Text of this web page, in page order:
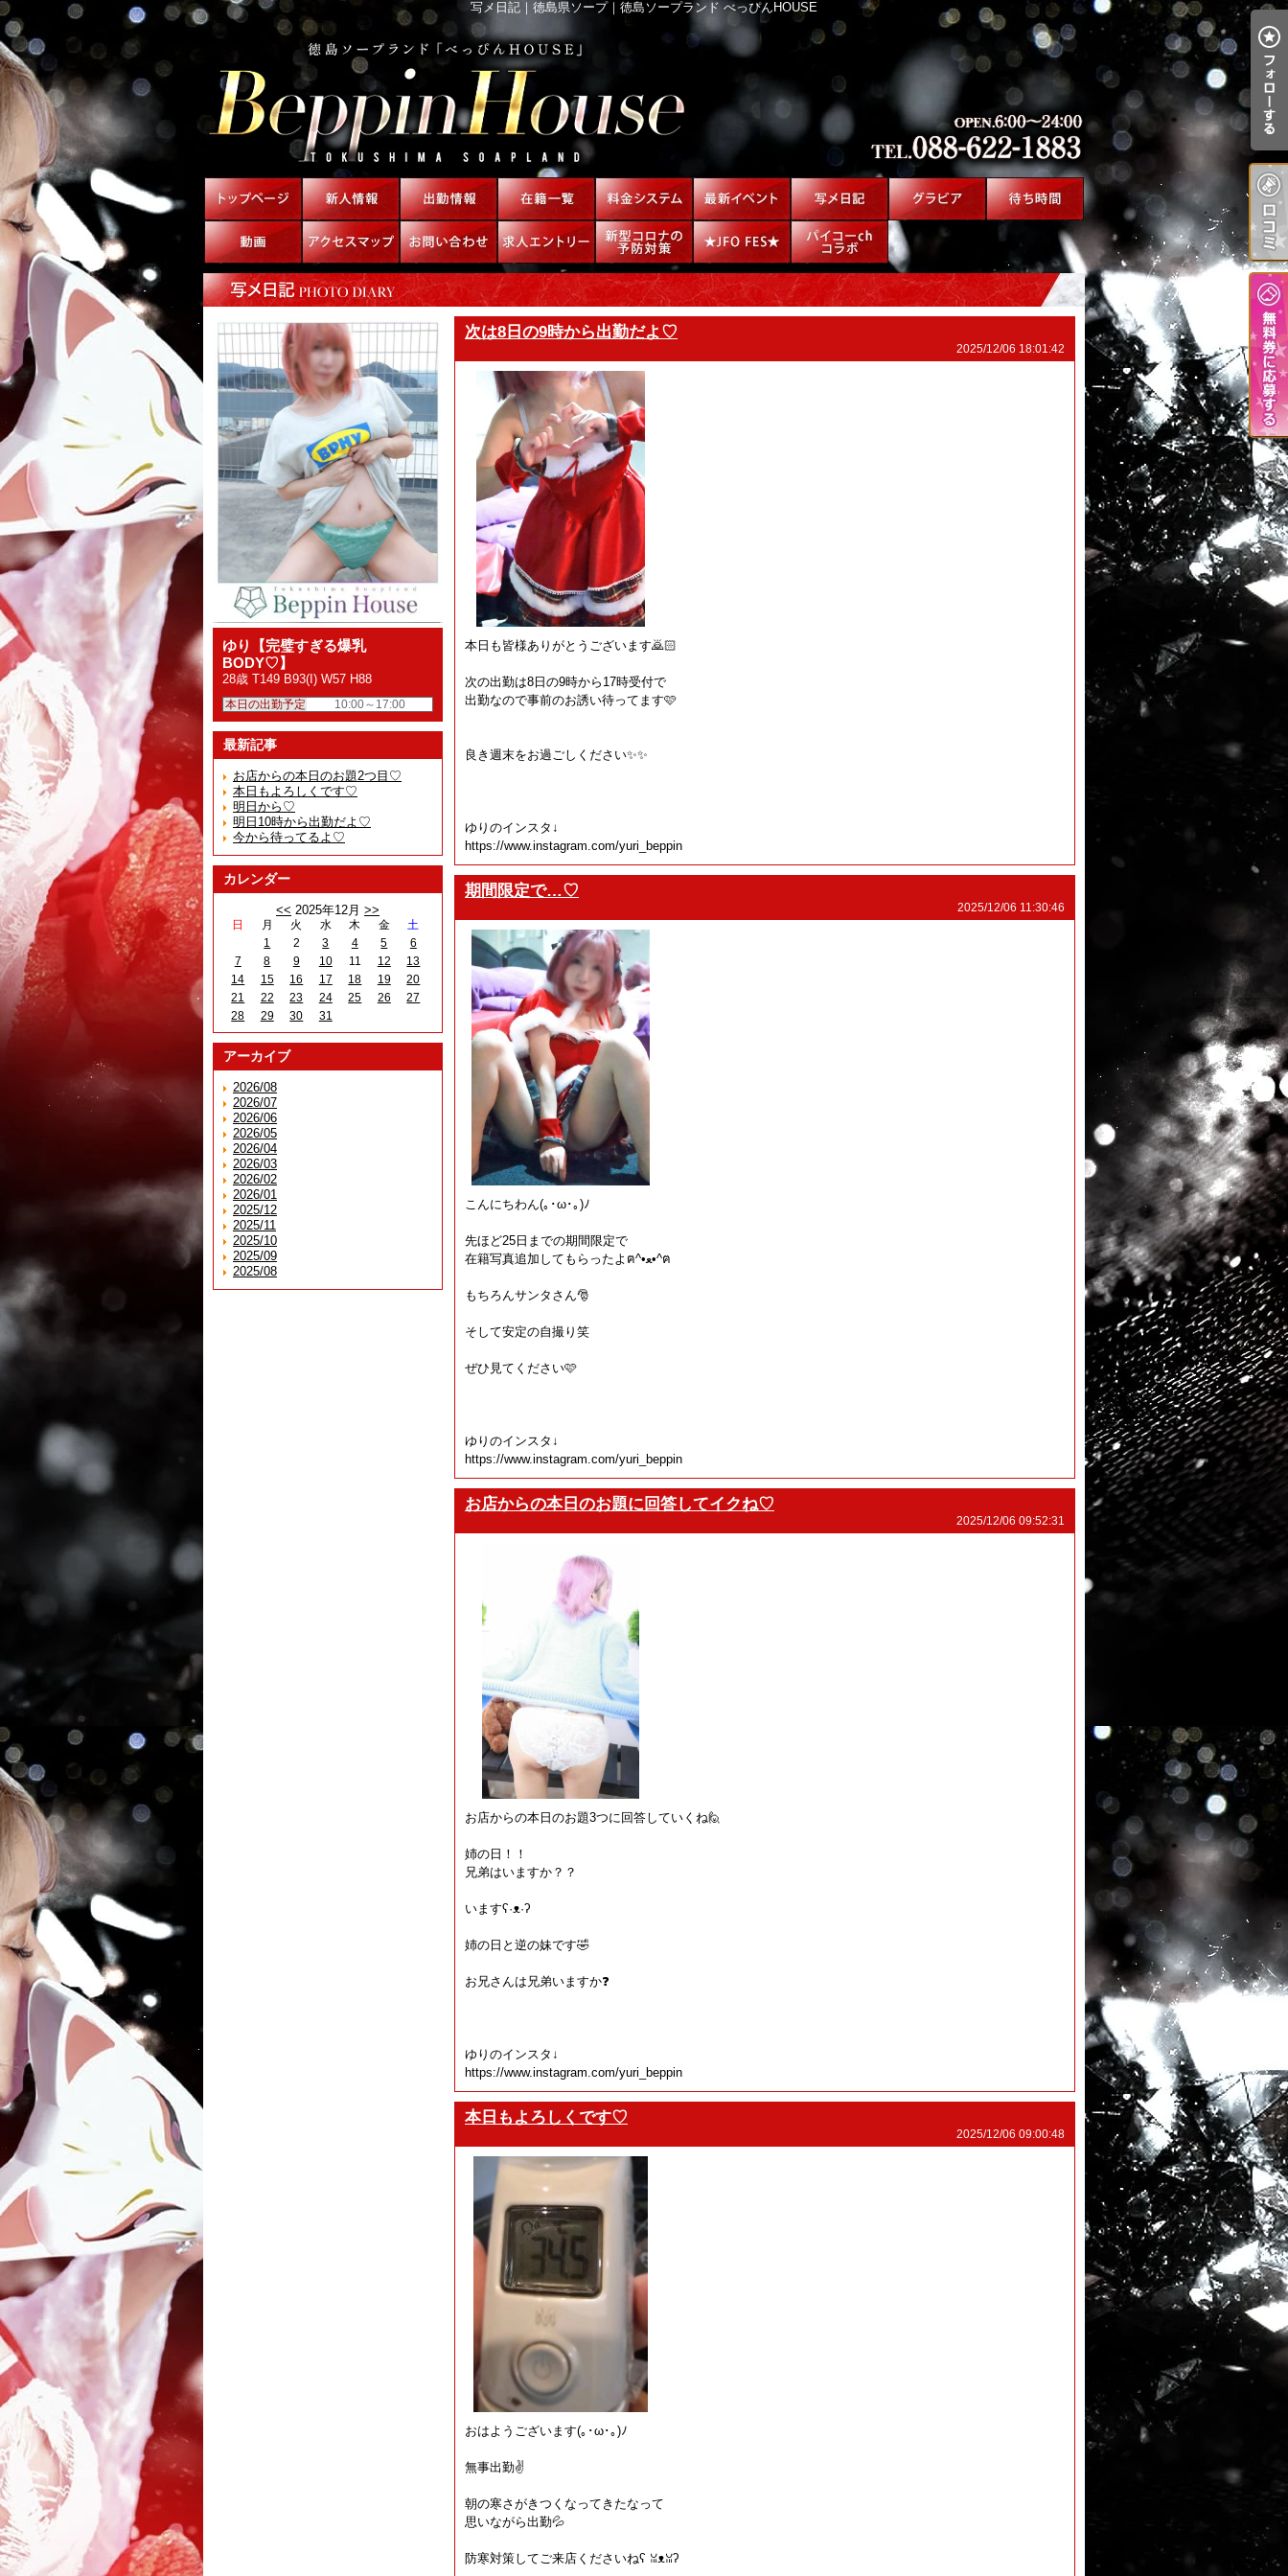
写メ日記｜徳島県ソープ｜徳島ソープランド べっぴんHOUSE
ゆり【完璧すぎる爆乳
BODY♡】
28歳 T149 B93(I) W57 H88
本日の出勤予定 10:00～17:00
最新記事
お店からの本日のお題2つ目♡
本日もよろしくです♡
明日から♡
明日10時から出勤だよ♡
今から待ってるよ♡
カレンダー
<< 2025年12月 >>
日 月 火 水 木 金
土
1
2 3 4 5
6
7
8 9 10 11 12
13
14
15 16 17 18 19
20
21
22 23 24 25 26
27
28
29 30 31
アーカイブ
2026/08
2026/07
2026/06
2026/05
2026/04
2026/03
2026/02
2026/01
2025/12
2025/11
2025/10
2025/09
2025/08
次は8日の9時から出勤だよ♡
2025/12/06 18:01:42
本日も皆様ありがとうございます🙇🏻
次の出勤は8日の9時から17時受付で
出勤なので事前のお誘い待ってます🩷
良き週末をお過ごしください✨✨
ゆりのインスタ↓
https://www.instagram.com/yuri_beppin
期間限定で…♡
2025/12/06 11:30:46
こんにちわん(⁠｡⁠･⁠ω⁠･⁠｡⁠)⁠ﾉ⁠
先ほど25日までの期間限定で
在籍写真追加してもらったよฅ⁠^⁠•⁠ﻌ⁠•⁠^⁠ฅ
もちろんサンタさん🎅
そして安定の自撮り笑
ぜひ見てください🩷
ゆりのインスタ↓
https://www.instagram.com/yuri_beppin
お店からの本日のお題に回答してイクね♡
2025/12/06 09:52:31
お店からの本日のお題3つに回答していくね🙋
姉の日！！
兄弟はいますか？？
いますʕ⁠·⁠ᴥ⁠·⁠ʔ
姉の日と逆の妹です🤣
お兄さんは兄弟いますか❓
ゆりのインスタ↓
https://www.instagram.com/yuri_beppin
本日もよろしくです♡
2025/12/06 09:00:48
おはようございます(⁠｡⁠･⁠ω⁠･⁠｡⁠)⁠ﾉ⁠
無事出勤✌️
朝の寒さがきつくなってきたなって
思いながら出勤💦
防寒対策してご来店くださいねʕ⁠ ⁠ꈍ⁠ᴥ⁠ꈍ⁠ʔ